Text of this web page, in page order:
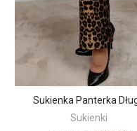
Sukienka Panterka
Sukienki